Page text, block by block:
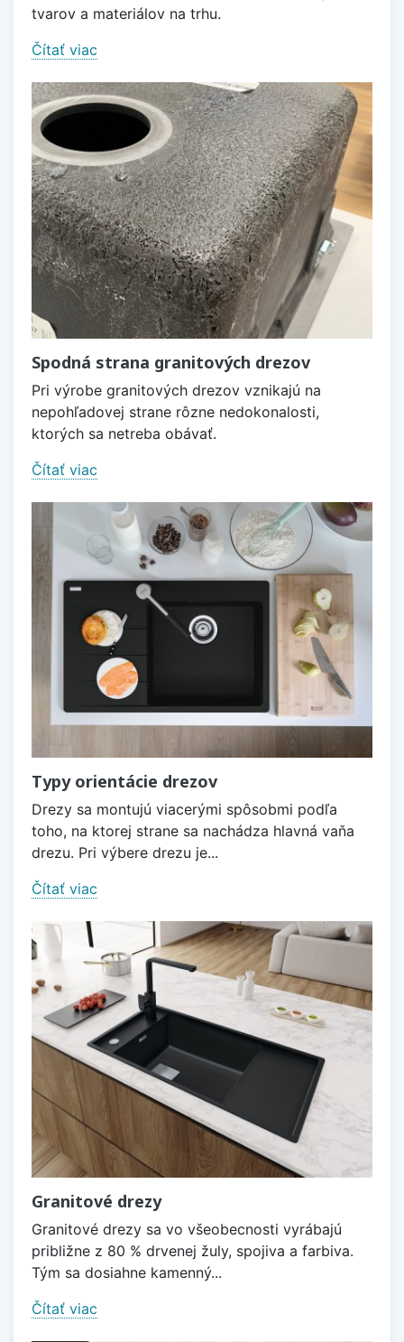
tvarov a materiálov na trhu.
Čítať viac
Spodná strana granitových drezov
Pri výrobe granitových drezov vznikajú na
nepohľadovej strane rôzne nedokonalosti,
ktorých sa netreba obávať.
Čítať viac
Typy orientácie drezov
Drezy sa montujú viacerými spôsobmi podľa
toho, na ktorej strane sa nachádza hlavná vaňa
drezu. Pri výbere drezu je...
Čítať viac
Granitové drezy
Granitové drezy sa vo všeobecnosti vyrábajú
približne z 80 % drvenej žuly, spojiva a farbiva.
Tým sa dosiahne kamenný...
Čítať viac